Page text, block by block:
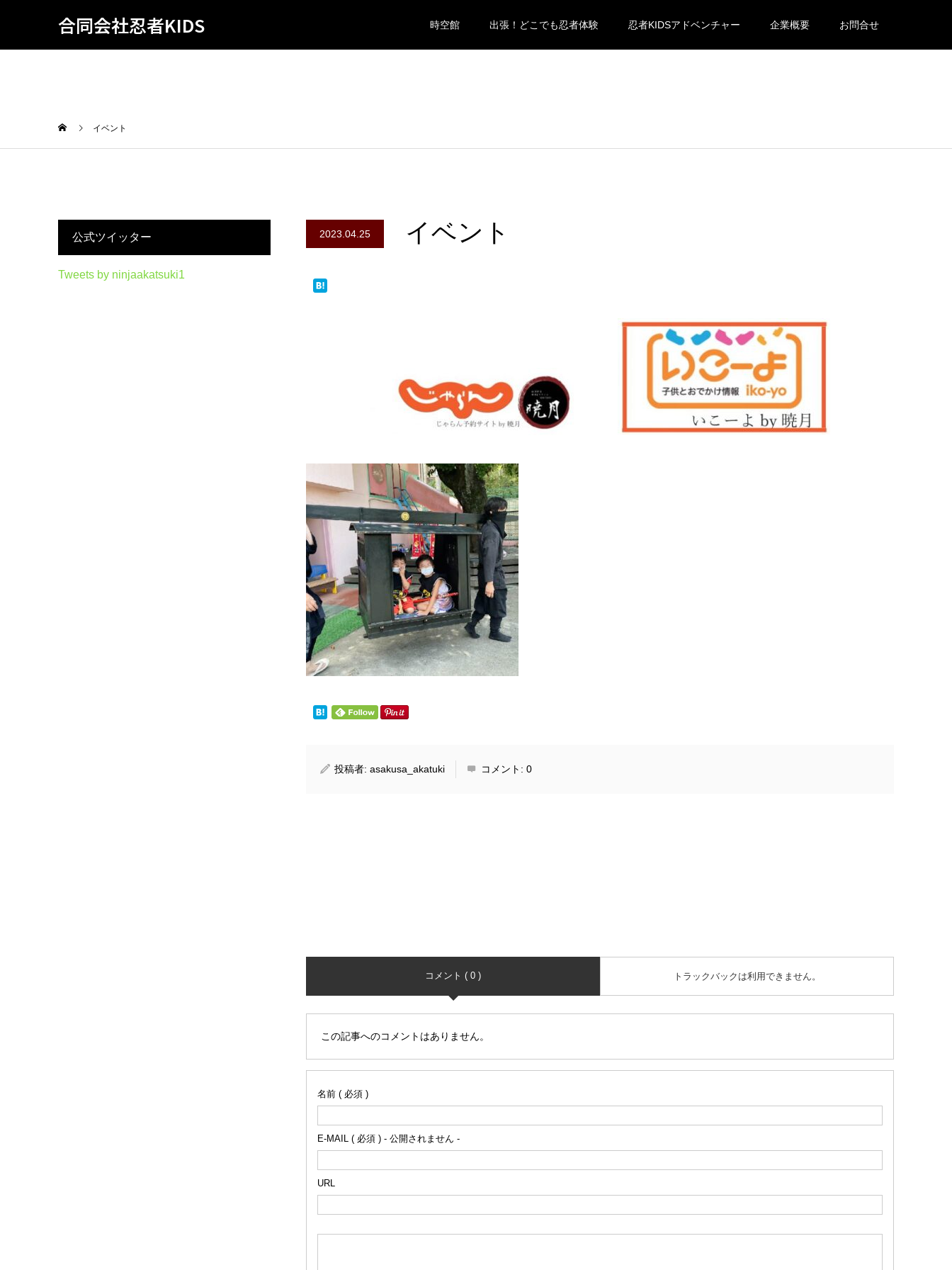
合同会社忍者KIDS 時空館 出張！どこでも忍者体験 忍者KIDSアドベンチャー 企業概要 お問合せ
イベント
2023.04.25 イベント
投稿者:asakusa_akatuki コメント:0
コメント ( 0 ) トラックバックは利用できません。
この記事へのコメントはありません。
名前 ( 必須 )
E-MAIL ( 必須 ) - 公開されません -
URL
公式ツイッター
Tweets by ninjaakatsuki1